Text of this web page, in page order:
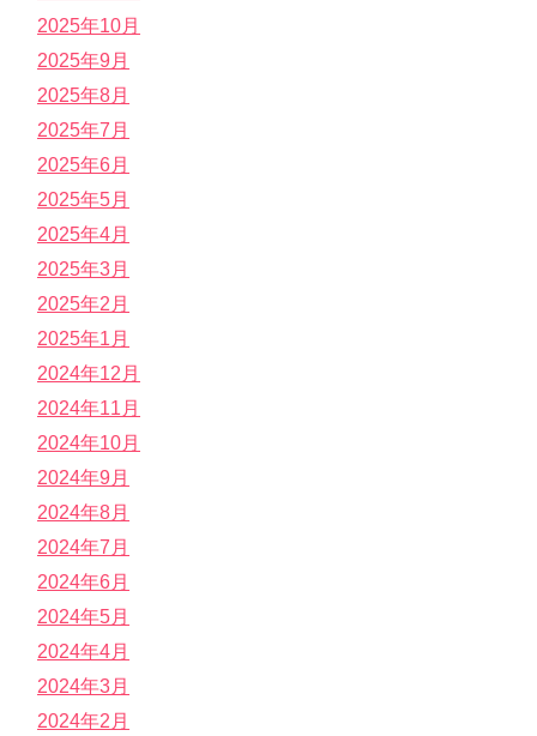
2025年10月
2025年9月
2025年8月
2025年7月
2025年6月
2025年5月
2025年4月
2025年3月
2025年2月
2025年1月
2024年12月
2024年11月
2024年10月
2024年9月
2024年8月
2024年7月
2024年6月
2024年5月
2024年4月
2024年3月
2024年2月